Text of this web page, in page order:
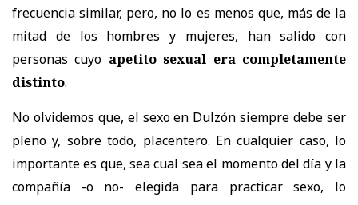
frecuencia similar, pero, no lo es menos que, más de la
mitad de los hombres y mujeres, han salido con
personas cuyo apetito sexual era completamente
distinto.
No olvidemos que, el sexo en Dulzón siempre debe ser
pleno y, sobre todo, placentero. En cualquier caso, lo
importante es que, sea cual sea el momento del día y la
compañía -o no- elegida para practicar sexo, lo